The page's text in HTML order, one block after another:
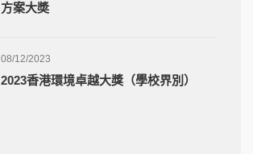
方案大奬
08/12/2023
2023香港環境卓越大獎（學校界別）